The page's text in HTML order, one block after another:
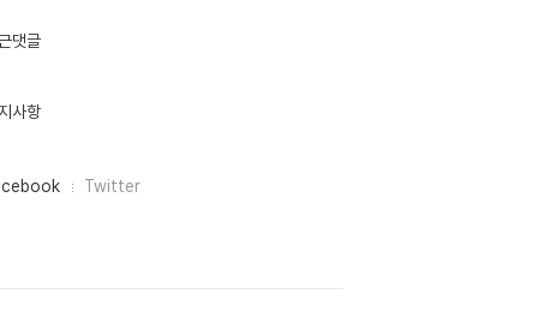
댓글
사항
Twitter